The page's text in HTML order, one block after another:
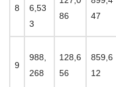
8
6,53
3
86
47
9
988,
268
128,6
56
859,6
12